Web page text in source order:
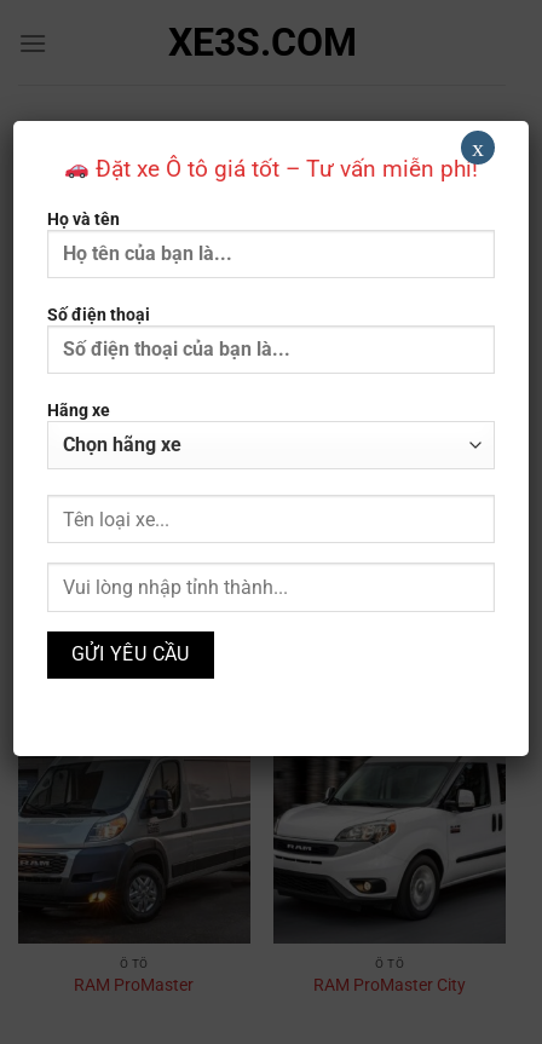
qua
XE3S.COM
SẢN PHẨM LOẠI XE
VAN
LỌC
Chevrolet Express 2500
Ô TÔ
RAM ProMaster
Ô TÔ
RAM ProMaster City
Đặt xe Ô tô giá tốt – Tư vấn miễn phí!
Họ và tên
Số điện thoại
Hãng xe
x